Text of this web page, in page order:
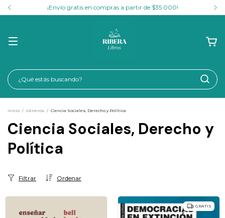
¡Envío gratis en compras a partir de $35.000!
Inicio / Géneros / Ciencia Sociales, Derecho y Política
Ciencia Sociales, Derecho y
Política
Ordenar
Filtrar
GRATIS